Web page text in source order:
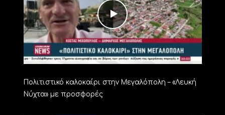
Πολιτιστικό καλοκαίρι στην Μεγαλόπολη – «Λευκή
Νύχτα» με προσφορές